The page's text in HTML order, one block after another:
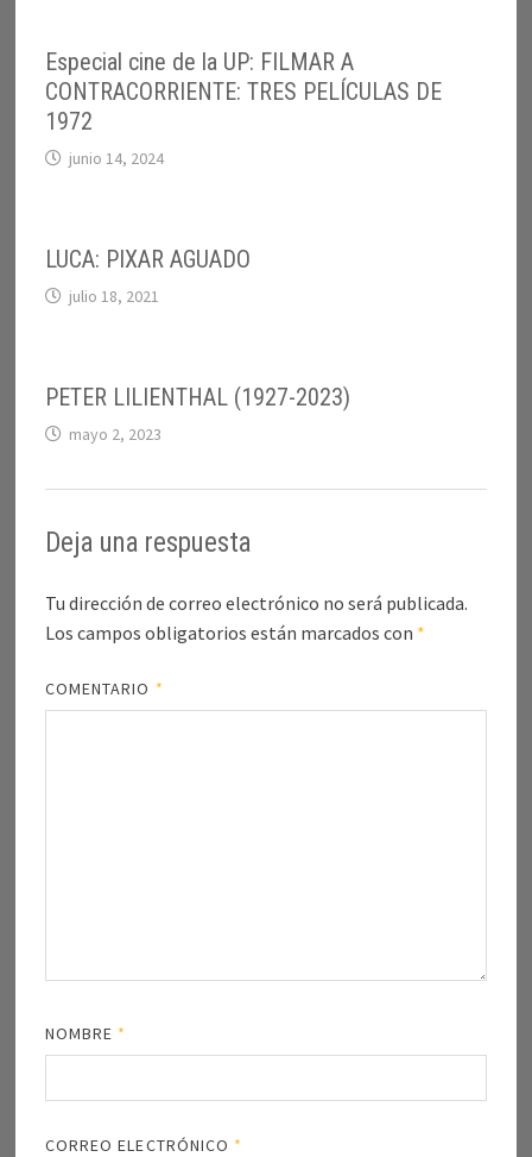
Especial cine de la UP: FILMAR A
CONTRACORRIENTE: TRES PELÍCULAS DE
1972
junio 14, 2024
LUCA: PIXAR AGUADO
julio 18, 2021
PETER LILIENTHAL (1927-2023)
mayo 2, 2023
Deja una respuesta
Tu dirección de correo electrónico no será publicada.
Los campos obligatorios están marcados con *
COMENTARIO *
NOMBRE *
CORREO ELECTRÓNICO *